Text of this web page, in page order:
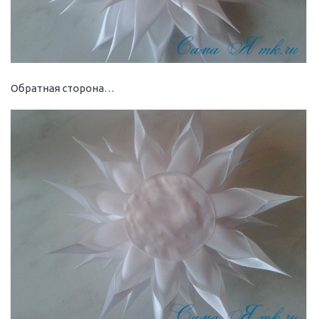
Обратная сторона…